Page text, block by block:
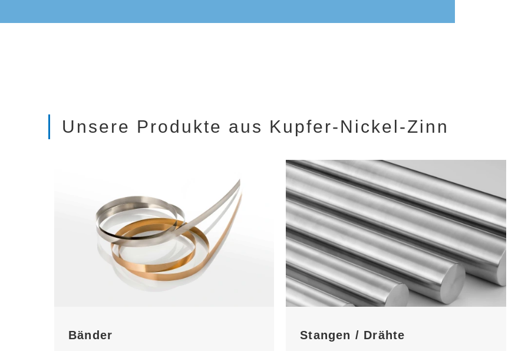
Unsere Produkte aus Kupfer-Nickel-Zinn
Bänder Stangen / Drähte